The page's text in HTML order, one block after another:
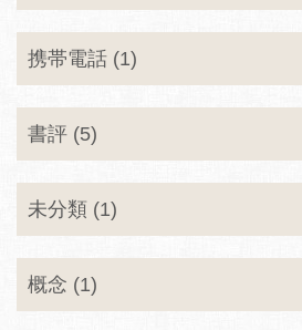
携帯電話 (1)
書評 (5)
未分類 (1)
概念 (1)